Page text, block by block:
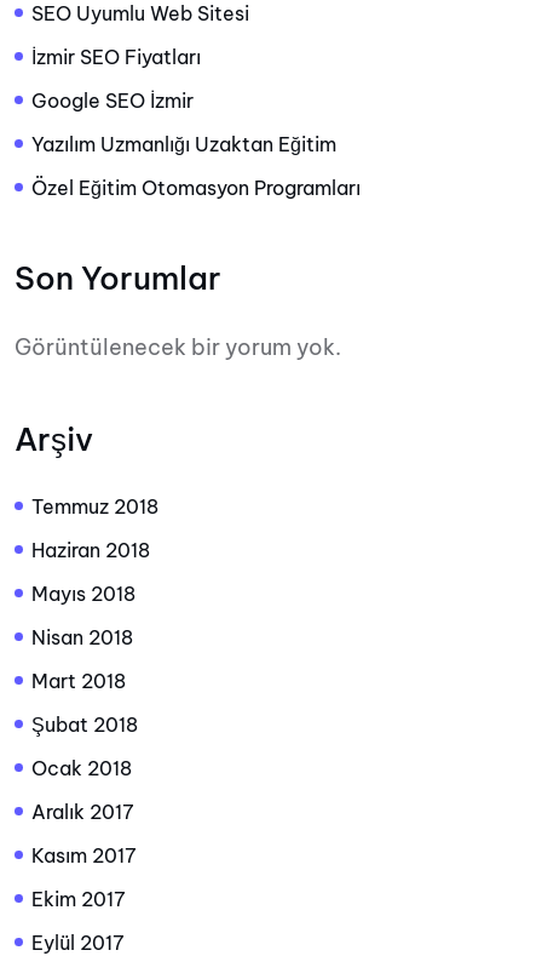
SEO Uyumlu Web Sitesi
İzmir SEO Fiyatları
Google SEO İzmir
Yazılım Uzmanlığı Uzaktan Eğitim
Özel Eğitim Otomasyon Programları
Son Yorumlar
Görüntülenecek bir yorum yok.
Arşiv
Temmuz 2018
Haziran 2018
Mayıs 2018
Nisan 2018
Mart 2018
Şubat 2018
Ocak 2018
Aralık 2017
Kasım 2017
Ekim 2017
Eylül 2017